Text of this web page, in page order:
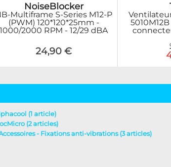
NoiseBlocker
Multiframe S-Series M12-P
(PWM) 120*120*25mm -
1000/2000 RPM - 12/29 dBA
24,90 €
(1 article)
(2 articles)
- Fixations anti-vibrations (3 articles)